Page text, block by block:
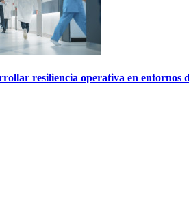
resiliencia operativa en entornos